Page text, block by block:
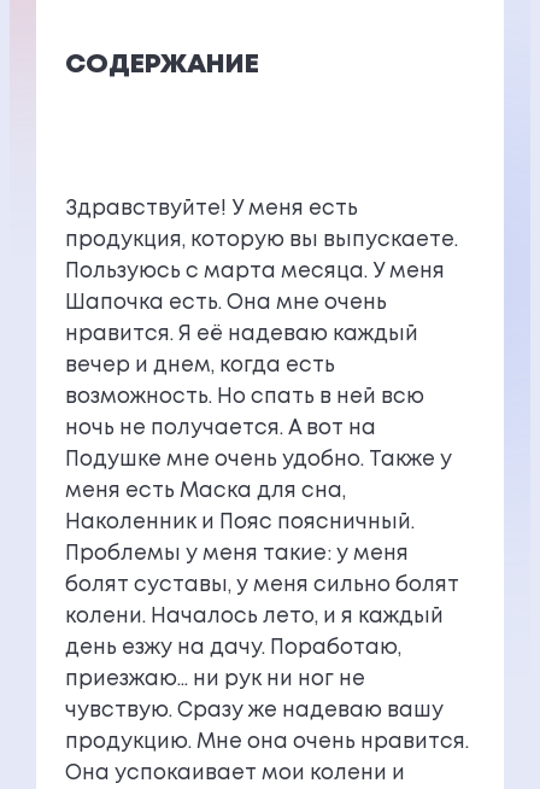
СОДЕРЖАНИЕ
Здравствуйте! У меня есть
продукция, которую вы выпускаете.
Пользуюсь с марта месяца. У меня
Шапочка есть. Она мне очень
нравится. Я её надеваю каждый
вечер и днем, когда есть
возможность. Но спать в ней всю
ночь не получается. А вот на
Подушке мне очень удобно. Также у
меня есть Маска для сна,
Наколенник и Пояс поясничный.
Проблемы у меня такие: у меня
болят суставы, у меня сильно болят
колени. Началось лето, и я каждый
день езжу на дачу. Поработаю,
приезжаю… ни рук ни ног не
чувствую. Сразу же надеваю вашу
продукцию. Мне она очень нравится.
Она успокаивает мои колени и